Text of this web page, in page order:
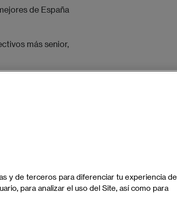
de España
más senior,
a la escuela
más
Europa y Top 15
y de terceros para diferenciar tu experiencia de
para analizar el uso del Site, así como para